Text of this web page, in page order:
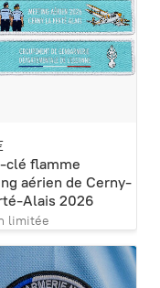
clé flamme
aérien de Cerny-
Alais 2026
limitée